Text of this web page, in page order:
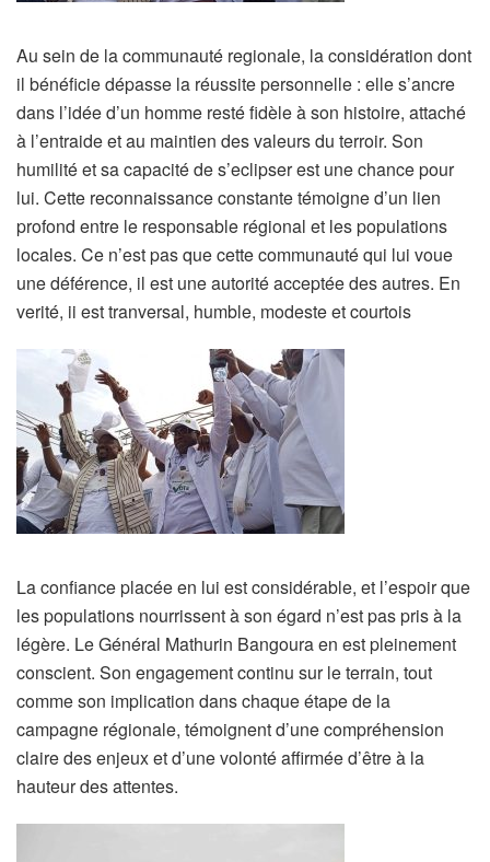
Au sein de la communauté regionale, la considération dont
il bénéficie dépasse la réussite personnelle : elle s’ancre
dans l’idée d’un homme resté fidèle à son histoire, attaché
à l’entraide et au maintien des valeurs du terroir. Son
humilité et sa capacité de s’eclipser est une chance pour
lui. Cette reconnaissance constante témoigne d’un lien
profond entre le responsable régional et les populations
locales. Ce n’est pas que cette communauté qui lui voue
une déférence, il est une autorité acceptée des autres. En
verité, ii est tranversal, humble, modeste et courtois
La confiance placée en lui est considérable, et l’espoir que
les populations nourrissent à son égard n’est pas pris à la
légère. Le Général Mathurin Bangoura en est pleinement
conscient. Son engagement continu sur le terrain, tout
comme son implication dans chaque étape de la
campagne régionale, témoignent d’une compréhension
claire des enjeux et d’une volonté affirmée d’être à la
hauteur des attentes.